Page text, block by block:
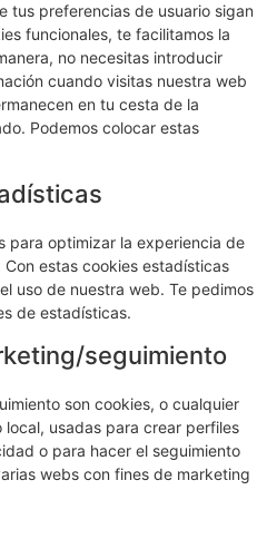
tus preferencias de usuario sigan
funcionales, te facilitamos la
no necesitas introducir
cuando visitas nuestra web
en tu cesta de la
Podemos colocar estas
para optimizar la experiencia de
estas cookies estadísticas
uso de nuestra web. Te pedimos
de estadísticas.
seguimiento
son cookies, o cualquier
usadas para crear perfiles
o para hacer el seguimiento
webs con fines de marketing